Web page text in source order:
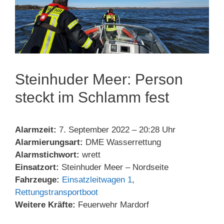
Steinhuder Meer: Person
steckt im Schlamm fest
Alarmzeit: 7. September 2022 – 20:28 Uhr
Alarmierungsart: DME Wasserrettung
Alarmstichwort: wrett
Einsatzort: Steinhuder Meer – Nordseite
Fahrzeuge: Einsatzleitwagen 1,
Rettungstransportboot
Weitere Kräfte: Feuerwehr Mardorf